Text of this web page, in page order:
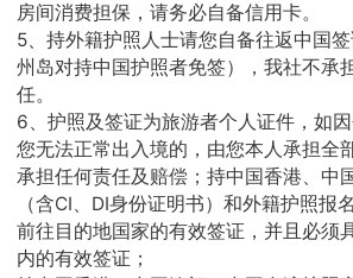
房间消费担保，请务必自备信用卡。
5、持外籍护照人士请您自备往返中国
州岛对持中国护照者免签），我社不承
任。
6、护照及签证为旅游者个人证件，如
您无法正常出入境的，由您本人承担全
承担任何责任及赔偿；持中国香港、中
（含CI、DI身份证明书）和外籍护照报
前往目的地国家的有效签证，并且必须
内的有效签证；